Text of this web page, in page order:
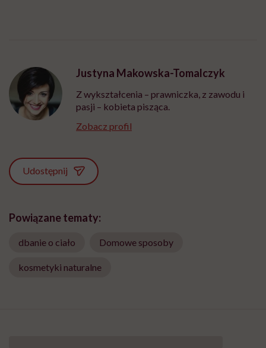
Justyna Makowska-Tomalczyk
Z wykształcenia – prawniczka, z zawodu i
pasji – kobieta pisząca.
Zobacz profil
Udostępnij
Powiązane tematy:
dbanie o ciało Domowe sposoby
kosmetyki naturalne